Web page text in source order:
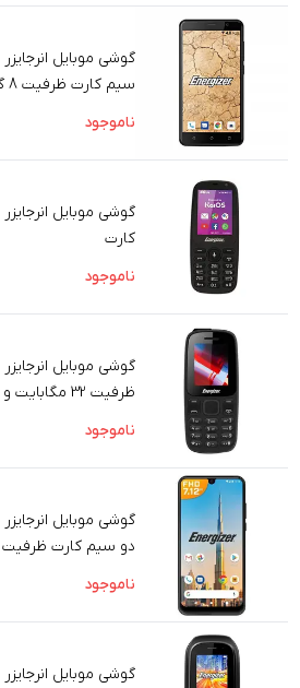
سیم کارت ظرفیت 8 گیگابایت
ناموجود
کارت
ناموجود
ظرفیت 32 مگابایت و رم 32 مگابایت
ناموجود
ناموجود